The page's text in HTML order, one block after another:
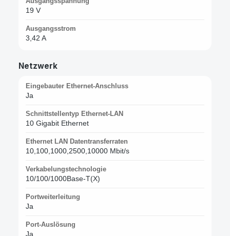
19 V
Ausgangsstrom
3,42 A
Netzwerk
Eingebauter Ethernet-Anschluss
Ja
Schnittstellentyp Ethernet-LAN
10 Gigabit Ethernet
Ethernet LAN Datentransferraten
10,100,1000,2500,10000 Mbit/s
Verkabelungstechnologie
10/100/1000Base-T(X)
Portweiterleitung
Ja
Port-Auslösung
Ja